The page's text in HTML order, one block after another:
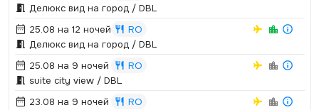
Делюкс вид на город / DBL
25.08 на 12 ночей
RO
Делюкс вид на город / DBL
25.08 на 9 ночей
RO
suite city view / DBL
23.08 на 9 ночей
RO